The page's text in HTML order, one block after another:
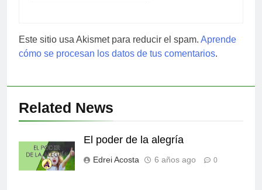
Este sitio usa Akismet para reducir el spam. Aprende
cómo se procesan los datos de tus comentarios.
Related News
El poder de la alegría
Edrei Acosta 6 años ago 0